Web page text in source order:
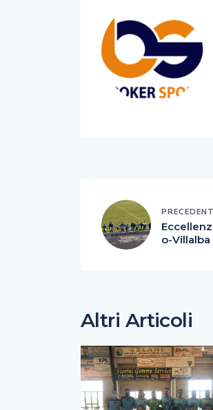
o-Villalba
Altri Articoli